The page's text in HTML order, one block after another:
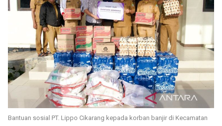
Bantuan sosial PT. Lippo Cikarang kepada korban banjir di Kecamatan